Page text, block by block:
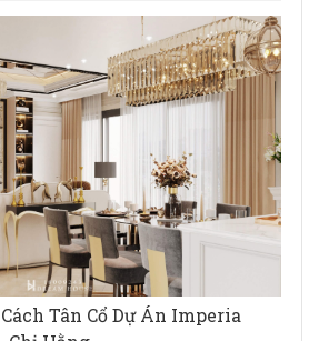
Tân Cổ Dự Án Imperia